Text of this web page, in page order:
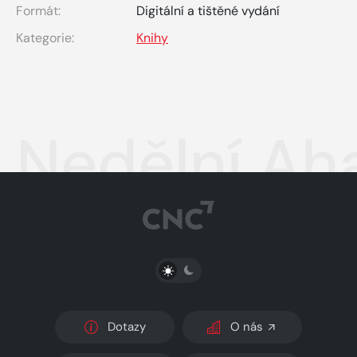
Formát:
Digitální a tištěné vydání
Kategorie:
Knihy
Nedělní
PŘEPNOUT SVĚTLÝ/TMAVÝ REŽIM
Dotazy O nás